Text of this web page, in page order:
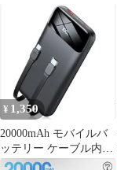
急速充電対応 ケーブル
¥ 1,350
20000mAh モバイルバ
ッテリー ケーブル内蔵
急速充電器 4台同時充